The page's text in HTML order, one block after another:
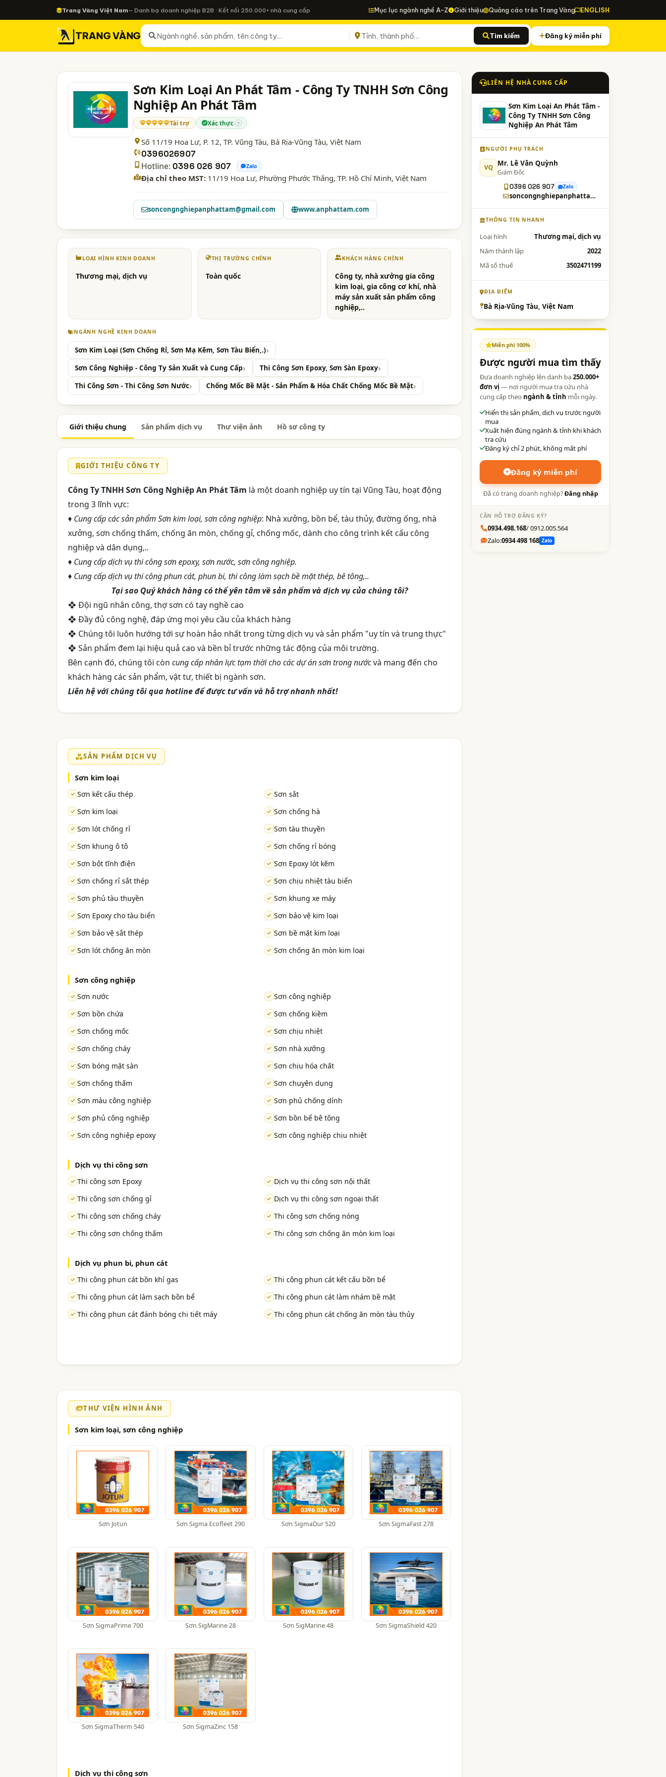
Trang Vàng Việt Nam— Danh bạ doanh nghiệp B2B · Kết nối 250.000+ nhà cung cấp Mục lục ngành nghề A-Z Giới thiệu Quảng cáo trên Trang Vàng ENGLISH
TRANG VÀNG Tìm kiếm Đăng ký miễn phí
Sơn Kim Loại An Phát Tâm - Công Ty TNHH Sơn Công
Nghiệp An Phát Tâm
Tài trợ Xác thực ?
Số 11/19 Hoa Lư, P. 12, TP. Vũng Tàu, Bà Rịa-Vũng Tàu, Việt Nam
0396026907
Hotline: 0396 026 907 Zalo
Địa chỉ theo MST: 11/19 Hoa Lư, Phường Phước Thắng, TP. Hồ Chí Minh, Việt Nam
soncongnghiepanphattam@gmail.com www.anphattam.com
LOẠI HÌNH KINH DOANH
Thương mại, dịch vụ
THỊ TRƯỜNG CHÍNH
Toàn quốc
KHÁCH HÀNG CHÍNH
Công ty, nhà xưởng gia công
kim loại, gia công cơ khí, nhà
máy sản xuất sản phẩm công
nghiệp,..
NGÀNH NGHỀ KINH DOANH
Sơn Kim Loại (Sơn Chống Rỉ, Sơn Mạ Kẽm, Sơn Tàu Biển,.)
Sơn Công Nghiệp - Công Ty Sản Xuất và Cung Cấp
Thi Công Sơn Epoxy, Sơn Sàn Epoxy
Thi Công Sơn - Thi Công Sơn Nước
Chống Mốc Bề Mặt - Sản Phẩm & Hóa Chất Chống Mốc Bề Mặt
Giới thiệu chung Sản phẩm dịch vụ Thư viện ảnh Hồ sơ công ty
GIỚI THIỆU CÔNG TY
Công Ty TNHH Sơn Công Nghiệp An Phát Tâm là một doanh nghiệp uy tín tại Vũng Tàu, hoạt động
trong 3 lĩnh vực:
♦ Cung cấp các sản phẩm Sơn kim loại, sơn công nghiệp: Nhà xưởng, bồn bể, tàu thủy, đường ống, nhà
xưởng, sơn chống thấm, chống ăn mòn, chống gỉ, chống mốc, dành cho công trình kết cấu công
nghiệp và dân dụng,..
♦ Cung cấp dịch vụ thi công sơn epoxy, sơn nước, sơn công nghiệp.
♦ Cung cấp dịch vụ thi công phun cát, phun bi, thi công làm sạch bề mặt thép, bê tông,..
Tại sao Quý khách hàng có thể yên tâm về sản phẩm và dịch vụ của chúng tôi?
❖ Đội ngũ nhân công, thợ sơn có tay nghề cao
❖ Đầy đủ công nghệ, đáp ứng mọi yêu cầu của khách hàng
❖ Chúng tôi luôn hướng tới sự hoàn hảo nhất trong từng dịch vụ và sản phẩm "uy tín và trung thực"
❖ Sản phẩm đem lại hiệu quả cao và bền bỉ trước những tác động của môi trường.
Bên cạnh đó, chúng tôi còn cung cấp nhân lực tạm thời cho các dự án sơn trong nướcvà mang đến cho
khách hàng các sản phẩm, vật tư, thiết bị ngành sơn.
Liên hệ với chúng tôi qua hotline để được tư vấn và hỗ trợ nhanh nhất!
SẢN PHẨM DỊCH VỤ
Sơn kim loại
Sơn kết cấu thép
Sơn sắt
Sơn kim loại
Sơn chống hà
Sơn lót chống rỉ
Sơn tàu thuyền
Sơn khung ô tô
Sơn chống rỉ bóng
Sơn bột tĩnh điện
Sơn Epoxy lót kẽm
Sơn chống rỉ sắt thép
Sơn chịu nhiệt tàu biển
Sơn phủ tàu thuyền
Sơn khung xe máy
Sơn Epoxy cho tàu biển
Sơn bảo vệ kim loại
Sơn bảo vệ sắt thép
Sơn bề mặt kim loại
Sơn lót chống ăn mòn
Sơn chống ăn mòn kim loại
Sơn công nghiệp
Sơn nước
Sơn công nghiệp
Sơn bồn chứa
Sơn chống kiềm
Sơn chống mốc
Sơn chịu nhiệt
Sơn chống cháy
Sơn nhà xưởng
Sơn bóng mặt sàn
Sơn chịu hóa chất
Sơn chống thấm
Sơn chuyên dụng
Sơn màu công nghiệp
Sơn phủ chống dính
Sơn phủ công nghiệp
Sơn bồn bể bê tông
Sơn công nghiệp epoxy
Sơn công nghiệp chịu nhiệt
Dịch vụ thi công sơn
Thi công sơn Epoxy
Dịch vụ thi công sơn nội thất
Thi công sơn chống gỉ
Dịch vụ thi công sơn ngoại thất
Thi công sơn chống cháy
Thi công sơn chống nóng
Thi công sơn chống thấm
Thi công sơn chống ăn mòn kim loại
Dịch vụ phun bi, phun cát
Thi công phun cát bồn khí gas
Thi công phun cát kết cấu bồn bể
Thi công phun cát làm sạch bồn bể
Thi công phun cát làm nhám bề mặt
Thi công phun cát đánh bóng chi tiết máy
Thi công phun cát chống ăn mòn tàu thủy
THƯ VIỆN HÌNH ẢNH
Sơn kim loại, sơn công nghiệp
Sơn Jotun Sơn Sigma Ecofleet 290 Sơn SigmaDur 520 Sơn SigmaFast 278
Sơn SigmaPrime 700 Sơn SigMarine 28 Sơn SigMarine 48 Sơn SigmaShield 420
Sơn SigmaTherm 540 Sơn SigmaZinc 158
Dịch vụ thi công sơn
LIÊN HỆ NHÀ CUNG CẤP
Sơn Kim Loại An Phát Tâm -
Công Ty TNHH Sơn Công
Nghiệp An Phát Tâm
NGƯỜI PHỤ TRÁCH
VQ Mr. Lê Văn Quỳnh
Giám Đốc
0396 026 907
Zalo
soncongnghiepanphattam@gmail.com
THÔNG TIN NHANH
Loại hình
Thương mại, dịch vụ
Năm thành lập
2022
Mã số thuế
3502471199
ĐỊA ĐIỂM
Bà Rịa-Vũng Tàu, Việt Nam
Miễn phí 100%
Được người mua tìm thấy
Đưa doanh nghiệp lên danh bạ250.000+
đơn vị — nơi người mua tra cứu nhà
cung cấp theo ngành & tỉnh mỗi ngày.
Hiển thị sản phẩm, dịch vụ trước người
mua
Xuất hiện đúng ngành & tỉnh khi khách
tra cứu
Đăng ký chỉ 2 phút, không mất phí
Đăng ký miễn phí
Đã có trang doanh nghiệp?Đăng nhập
CẦN HỖ TRỢ ĐĂNG KÝ?
0934.498.168/ 0912.005.564
Zalo:0934 498 168 Zalo